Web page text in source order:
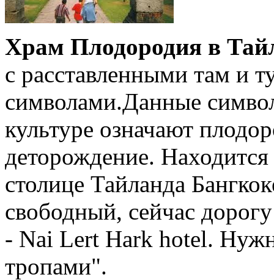
Храм Плодородия в
с расставленными там и
символами.Данные
культуре означают
деторождение.
столице Тайланда
свободный, сейчас
- Nai Lert Hark hotel.
тропами".